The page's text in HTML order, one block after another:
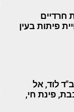
חרדיים
פיתות בעין
לוד, אל
פינת חי,